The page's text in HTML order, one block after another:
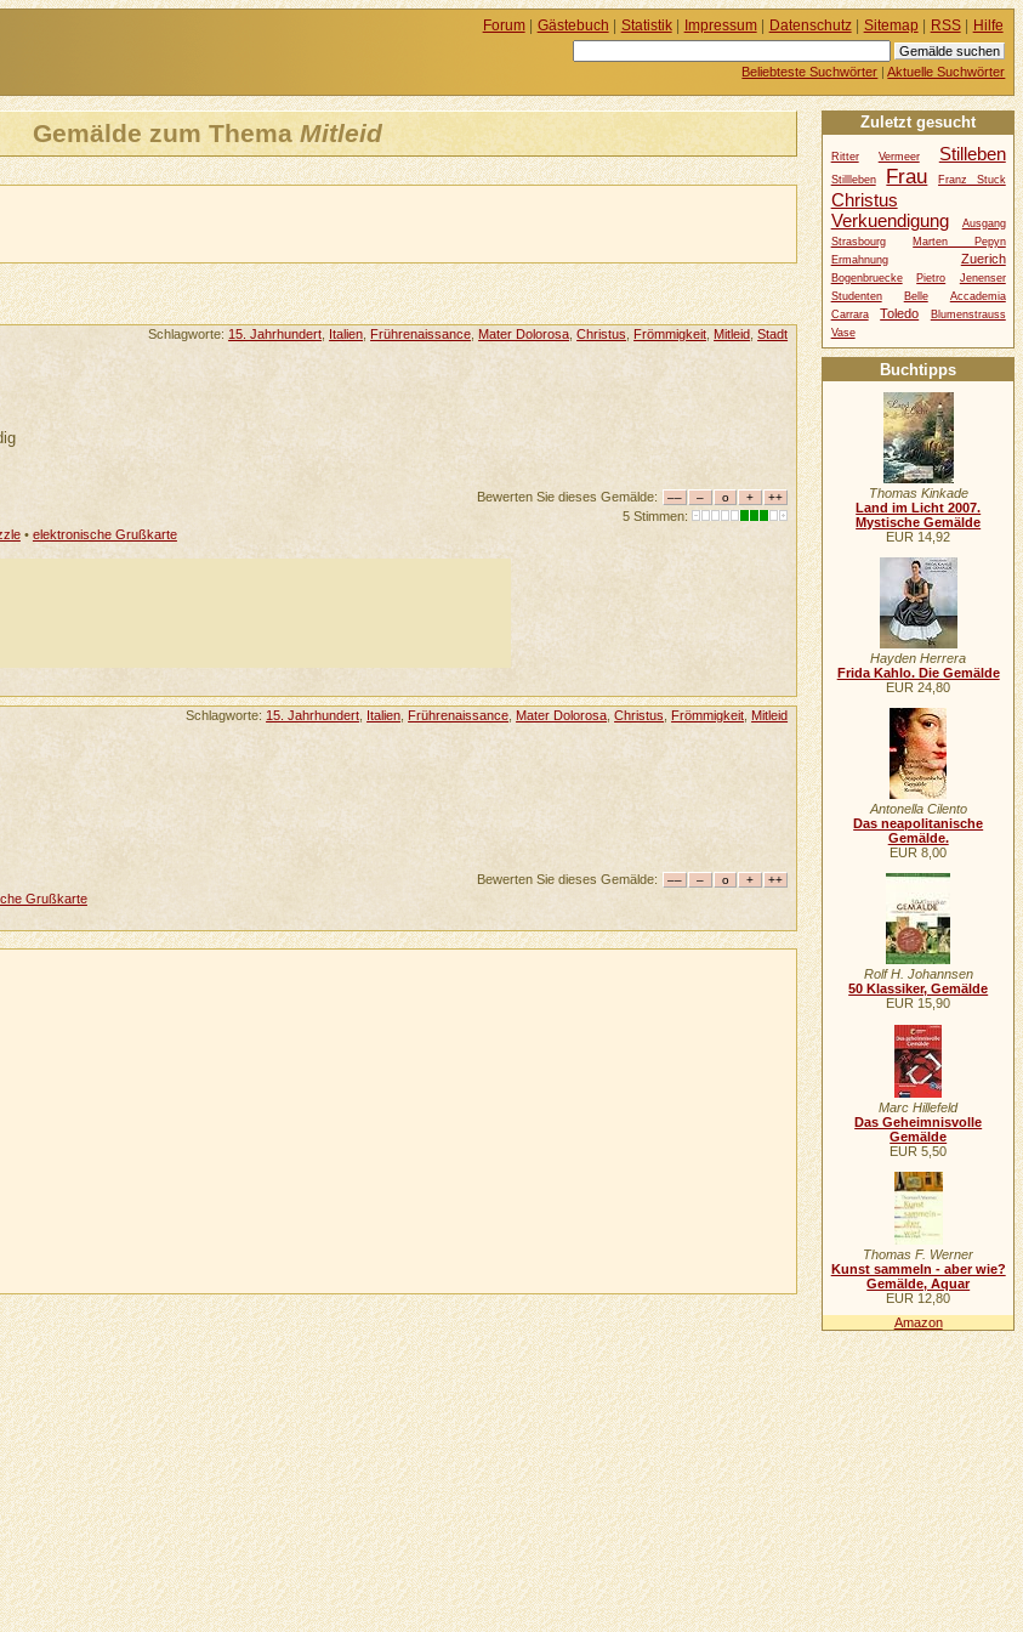
Gemälde zum Thema Mitleid
Schlagworte: 15. Jahrhundert Italien ,Frührenaissance Mater Dolorosa ,Christus Frömmigkeit ,Mitleid ,Stadt
Bewerten Sie dieses Gemälde:
5 Stimmen:
• elektronische Grußkarte
Schlagworte: 15. Jahrhundert Italien Frührenaissance Mater Dolorosa ,Christus Frömmigkeit Mitleid
Bewerten Sie dieses Gemälde:
Grußkarte
Forum| Gästebuch | Statistik| Impressum| Datenschutz| Sitemap| RSS| Hilfe
Beliebteste Suchwörter |Aktuelle Suchwörter
Zuletzt gesucht
Ritter Vermeer Stilleben
Stillleben Frau Franz Stuck
Christus
Verkuendigung
Ausgang
Strasbourg
Marten Pepyn
Ermahnung
Zuerich
Bogenbruecke Pietro
Jenenser
Studenten
Belle
Accademia
Carrara
Toledo
Blumenstrauss
Vase
Buchtipps
Thomas Kinkade
Land im Licht 2007.
Mystische Gemälde
EUR 14,92
Hayden Herrera
Frida Kahlo. Die Gemälde
EUR 24,80
Antonella Cilento
Das neapolitanische
Gemälde.
EUR 8,00
Rolf H. Johannsen
50 Klassiker, Gemälde
EUR 15,90
Marc Hillefeld
Das Geheimnisvolle
Gemälde
EUR 5,50
Thomas F. Werner
Kunst sammeln - aber wie?
Gemälde, Aquar
EUR 12,80
Amazon